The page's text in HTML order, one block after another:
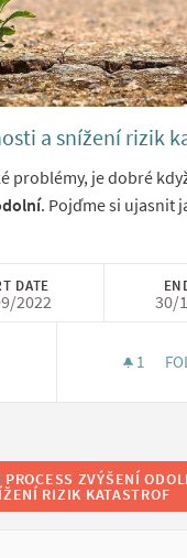
a snížení rizik
problémy, je dobré
. Pojďme si ujasnit
DATE
2022 30/
1 1
PROCESS ZVÝŠENÍ
PROCESS ZVÝŠENÍ
RIZIK KATASTROF